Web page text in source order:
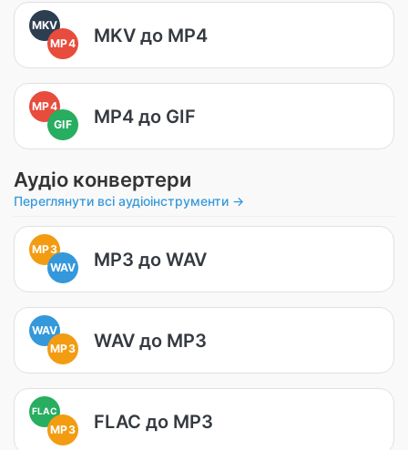
MKV
MP4
MKV до MP4
MP4
GIF
MP4 до GIF
Аудіо конвертери
Переглянути всі аудіоінструменти →
MP3
WAV
MP3 до WAV
WAV
MP3
WAV до MP3
FLAC
MP3 FLAC до MP3